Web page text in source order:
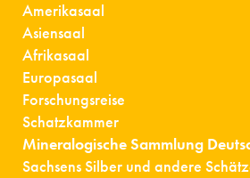
Amerikasaal
Asiensaal
Afrikasaal
Europasaal
Forschungsreise
Schatzkammer
Mineralogische Sammlung
Sachsens Silber und andere